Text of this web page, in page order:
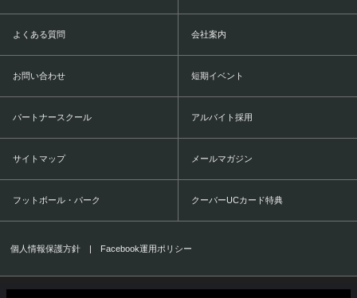
よくある質問 会社案内
お問い合わせ 短期イベント
パートナースクール アルバイト採用
サイトマップ メールマガジン
フットボール・パーク クーバーUCカード特典
個人情報保護方針 | Facebook運用ポリシー